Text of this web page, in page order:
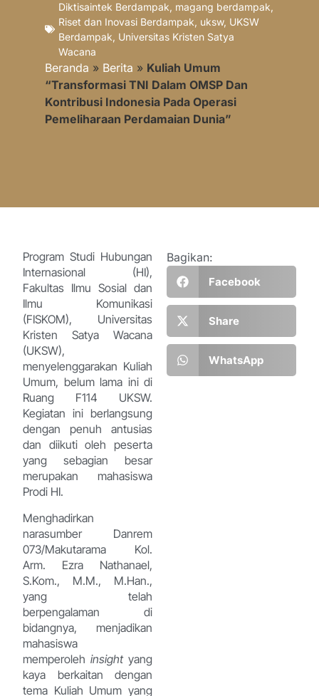
Diktisaintek Berdampak, magang berdampak,
Riset dan Inovasi Berdampak, uksw, UKSW
Berdampak, Universitas Kristen Satya
Wacana
Beranda » Berita » Kuliah Umum
“Transformasi TNI Dalam OMSP Dan
Kontribusi Indonesia Pada Operasi
Pemeliharaan Perdamaian Dunia”
Program Studi Hubungan
Internasional (HI),
Fakultas Ilmu Sosial dan
Ilmu Komunikasi
(FISKOM), Universitas
Kristen Satya Wacana
(UKSW),
menyelenggarakan Kuliah
Umum, belum lama ini di
Ruang F114 UKSW.
Kegiatan ini berlangsung
dengan penuh antusias
dan diikuti oleh peserta
yang sebagian besar
merupakan mahasiswa
Prodi HI.
Menghadirkan
narasumber Danrem
073/Makutarama Kol.
Arm. Ezra Nathanael,
S.Kom., M.M., M.Han.,
yang telah
berpengalaman di
bidangnya, menjadikan
mahasiswa
memperolehinsightyang
kaya berkaitan dengan
tema Kuliah Umum yang
Bagikan:
Facebook
Share
WhatsApp